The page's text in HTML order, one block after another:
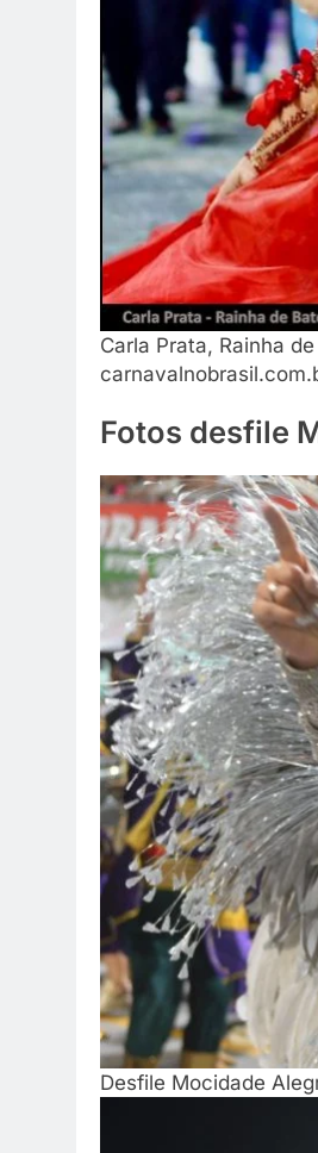
Carla Prata, Rainha
Fotos desfile
Desfile Mocidade